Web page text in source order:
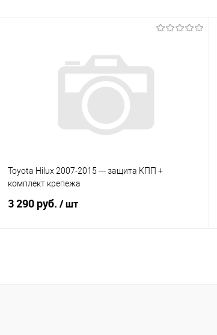
Купить в 1 клик
Сравнение
Под заказ
Toyota Hilux 2007-2015 --- защита КПП +
комплект крепежа
3 290 руб. / шт
Купить в 1 клик
Сравнение